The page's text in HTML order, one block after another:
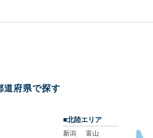
道府県で探す
■北陸エリア
新潟
富山